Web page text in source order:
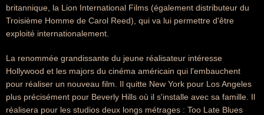
britannique, la Lion International Films (également distributeur du
Troisième Homme de Carol Reed), qui va lui permettre d'être
exploité internationalement.
La renommée grandissante du jeune réalisateur intéresse
Hollywood et les majors du cinéma américain qui l'embauchent
pour réaliser un nouveau film. Il quitte New York pour Los Angeles 
plus précisément pour Beverly Hills où il s'installe avec sa famille. Il
réalisera pour les studios deux longs métrages : Too Late Blues